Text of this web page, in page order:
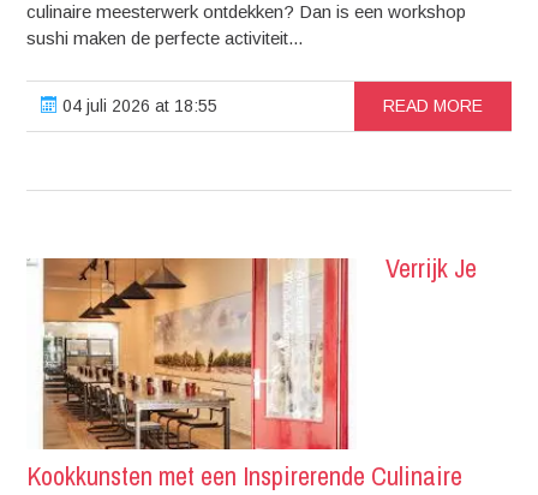
culinaire meesterwerk ontdekken? Dan is een workshop
sushi maken de perfecte activiteit...
04 juli 2026 at 18:55 READ MORE
Verrijk Je
Kookkunsten met een Inspirerende Culinaire